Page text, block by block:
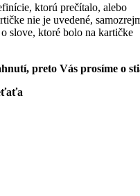
ktorú prečítalo, alebo
nie je uvedené,
slove, ktoré bolo na kartičke
preto Vás prosíme o